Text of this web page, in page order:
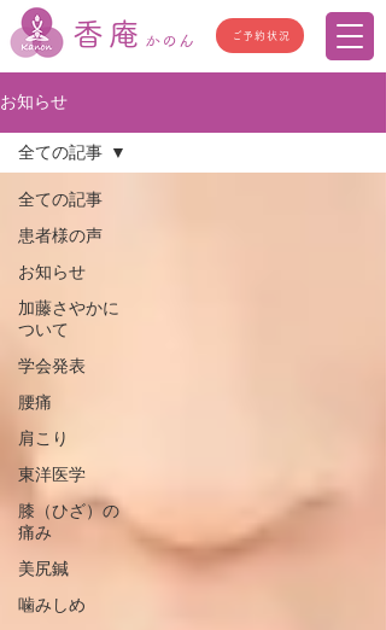
香庵 かのん ご予約状況
お知らせ
全ての記事
患者様の声
お知らせ
加藤さやかに
ついて
学会発表
腰痛
肩こり
東洋医学
膝（ひざ）の
痛み
美尻鍼
噛みしめ
全ての記事